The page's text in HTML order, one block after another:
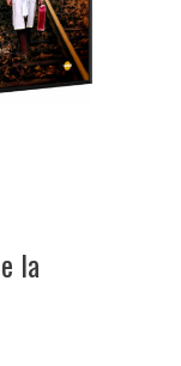
la